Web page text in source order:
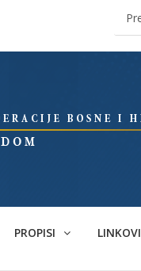
PROPISI LINKOVI